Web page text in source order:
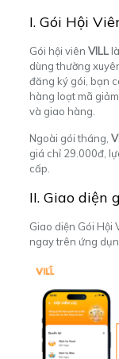
I. Gói Hội
Gói hội viên VILL
dùng thường
đăng ký gói, bạn
hàng loạt mã
và giao hàng.
Ngoài gói tháng,
giá chỉ 29.000đ,
cấp.
II. Giao diện
Giao diện Gói Hội
ngay trên ứng